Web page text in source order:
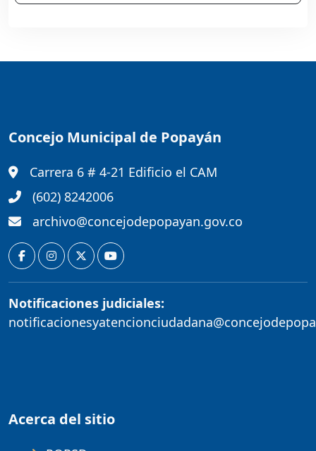
Concejo Municipal de Popayán
Carrera 6 # 4-21 Edificio el CAM
(602) 8242006
archivo@concejodepopayan.gov.co
Notificaciones judiciales:
Acerca del sitio